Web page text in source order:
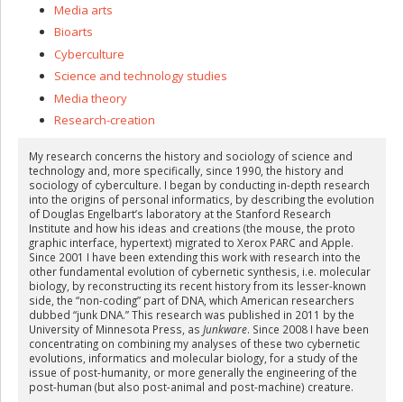
Media arts
Bioarts
Cyberculture
Science and technology studies
Media theory
Research-creation
My research concerns the history and sociology of science and
technology and, more specifically, since 1990, the history and
sociology of cyberculture. I began by conducting in-depth research
into the origins of personal informatics, by describing the evolution
of Douglas Engelbart’s laboratory at the Stanford Research
Institute and how his ideas and creations (the mouse, the proto
graphic interface, hypertext) migrated to Xerox PARC and Apple.
Since 2001 I have been extending this work with research into the
other fundamental evolution of cybernetic synthesis, i.e. molecular
biology, by reconstructing its recent history from its lesser-known
side, the “non-coding” part of DNA, which American researchers
dubbed “junk DNA.” This research was published in 2011 by the
University of Minnesota Press, as Junkware. Since 2008 I have been
concentrating on combining my analyses of these two cybernetic
evolutions, informatics and molecular biology, for a study of the
issue of post-humanity, or more generally the engineering of the
post-human (but also post-animal and post-machine) creature.